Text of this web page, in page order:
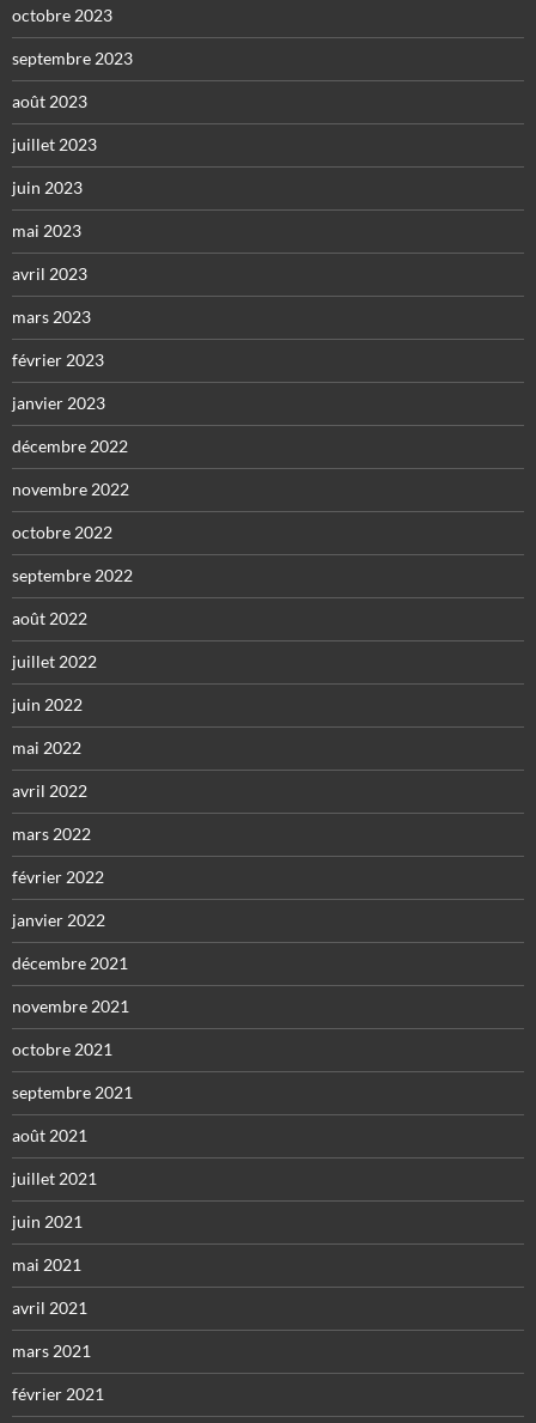
octobre 2023
septembre 2023
août 2023
juillet 2023
juin 2023
mai 2023
avril 2023
mars 2023
février 2023
janvier 2023
décembre 2022
novembre 2022
octobre 2022
septembre 2022
août 2022
juillet 2022
juin 2022
mai 2022
avril 2022
mars 2022
février 2022
janvier 2022
décembre 2021
novembre 2021
octobre 2021
septembre 2021
août 2021
juillet 2021
juin 2021
mai 2021
avril 2021
mars 2021
février 2021